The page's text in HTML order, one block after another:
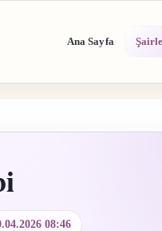
Ana Sayfa
08:46